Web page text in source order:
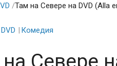
/Там на Севере на DVD (Alla
DVD Комедия
Севере